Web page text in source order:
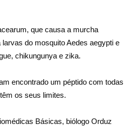
que causa a murcha
do mosquito Aedes aegypti e
chikungunya e zika.
encontrado um péptido com todas
os seus limites.
Básicas, biólogo Orduz